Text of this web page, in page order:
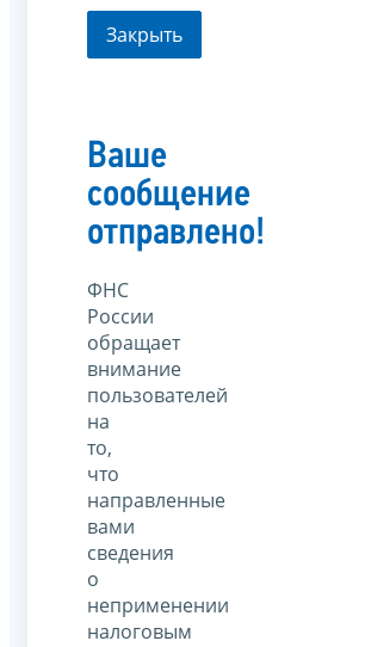
Закрыть
Ваше
сообщение
отправлено!
ФНС
России
обращает
внимание
пользователей
на
то,
что
направленные
вами
сведения
о
неприменении
налоговым